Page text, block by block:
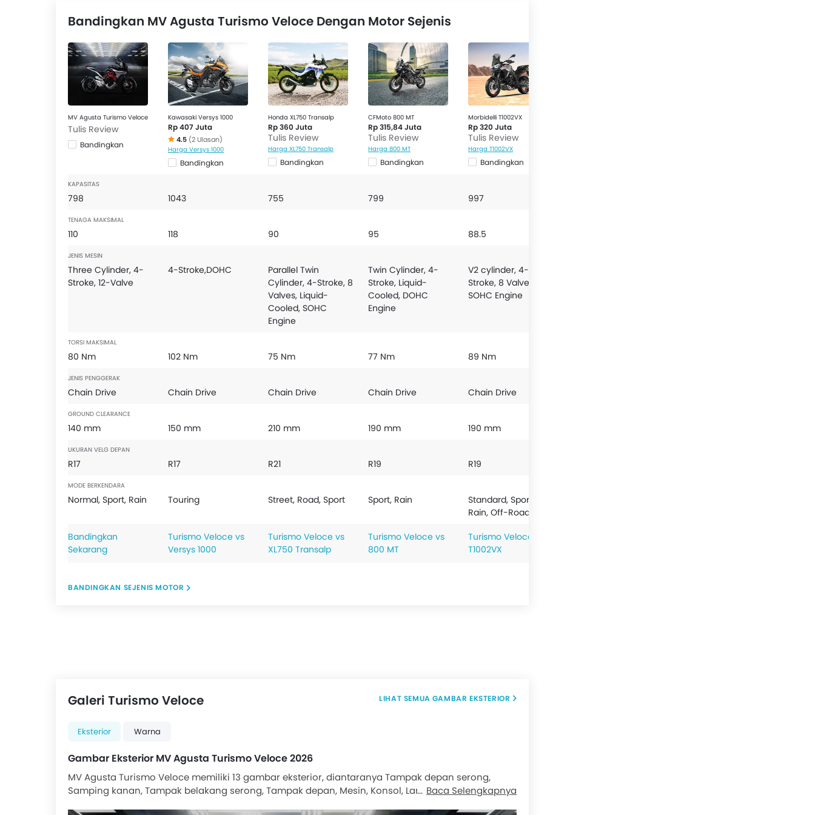
Pesaing Turismo Veloce adalah:
Kawasaki Versys 1000 CFMoto 800 MT
Morbidelli T1002VX.
Bandingkan MV Agusta Turismo Veloce Dengan Motor Sejenis
MV Agusta Turismo Veloce
Tulis Review
Bandingkan
Kawasaki Versys 1000
Rp 407 Juta
4.5 (2 Ulasan)
Harga Versys 1000
Bandingkan
Honda XL750 Transalp
Rp 360 Juta
Tulis Review
Harga XL750 Transalp
Bandingkan
CFMoto 800 MT
Rp 315,84 Juta
Tulis Review
Harga 800 MT
Bandingkan
Morbidelli T1002VX
Rp 320 Juta
Tulis Review
Harga T1002VX
Bandingkan
KAPASITAS
798 1043 755 799 997
TENAGA MAKSIMAL
110 118 90 95 88.5
JENIS MESIN
Three Cylinder, 4-
Stroke, 12-Valve
4-Stroke,DOHC
Parallel Twin
Cylinder, 4-Stroke, 8
Valves, Liquid-
Cooled, SOHC
Engine
Twin Cylinder, 4-
Stroke, Liquid-
Cooled, DOHC
Engine
V2 cylinder, 4-
Stroke, 8 Valve,
SOHC Engine
TORSI MAKSIMAL
80 Nm 102 Nm 75 Nm 77 Nm 89 Nm
JENIS PENGGERAK
Chain Drive Chain Drive Chain Drive Chain Drive Chain Drive
GROUND CLEARANCE
140 mm 150 mm 210 mm 190 mm 190 mm
UKURAN VELG DEPAN
R17 R17 R21 R19 R19
MODE BERKENDARA
Normal, Sport, Rain Touring Street, Road, Sport Sport, Rain
Standard, Sport,
Rain, Off-Road
Bandingkan
Sekarang
Turismo Veloce vs
Versys 1000
Turismo Veloce vs
XL750 Transalp
Turismo Veloce vs
800 MT
Turismo Veloce vs
T1002VX
BANDINGKAN SEJENIS MOTOR
Galeri Turismo Veloce
Eksterior Warna
Gambar Eksterior MV Agusta Turismo Veloce 2026
GAMBAR EKSTERIOR
MV Agusta Turismo Veloce memiliki 13 gambar eksterior, diantaranya Tampak depan serong,
Samping kanan, Tampak belakang serong, Tampak depan, Mesin, Konsol, Lampu depan, Knalpot,
Baca Selengkapnya